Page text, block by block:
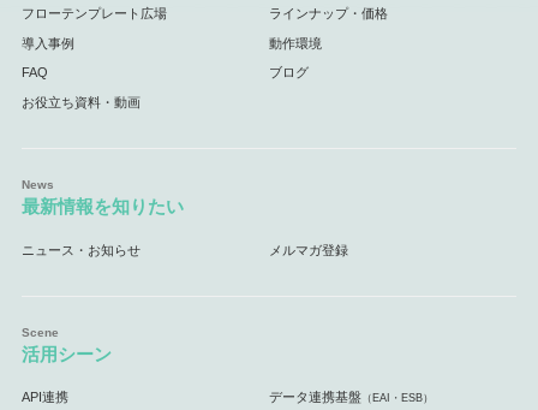
フローテンプレート広場 ラインナップ・価格
導入事例 動作環境
FAQ ブログ
お役立ち資料・動画
最新情報を知りたい
ニュース・お知らせ メルマガ登録
活用シーン
API連携 データ連携基盤 （EAI・ESB）